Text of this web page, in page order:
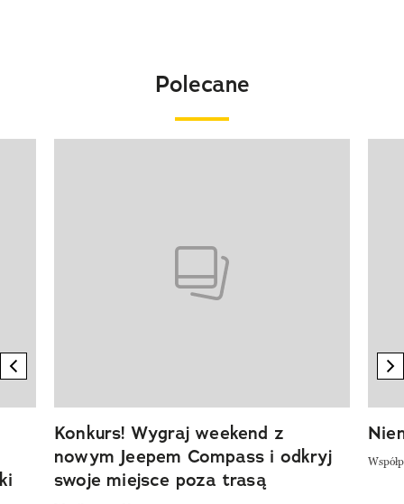
Polecane
previous element
Konkurs! Wygraj weekend z
nowym Jeepem Compass i odkryj
swoje miejsce poza trasą